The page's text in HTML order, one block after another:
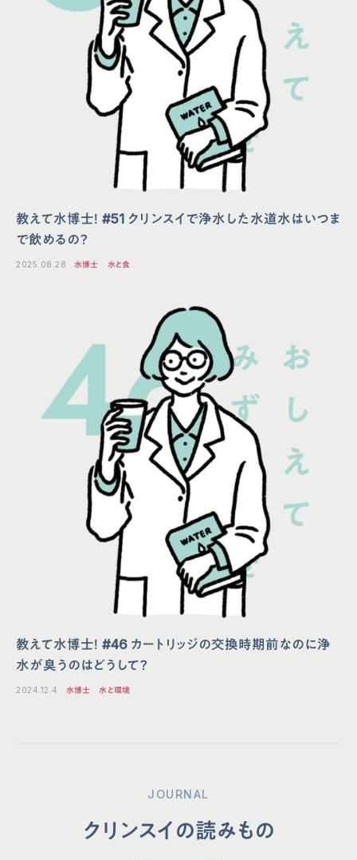
教えて水博士！ #51 クリンスイで浄水した水道水はいつま
で飲めるの？
2025.08.28 水博士 水と食
教えて水博士！ #46 カートリッジの交換時期前なのに浄
水が臭うのはどうして？
2024.12.4 水博士 水と環境
JOURNAL
クリンスイの読みもの